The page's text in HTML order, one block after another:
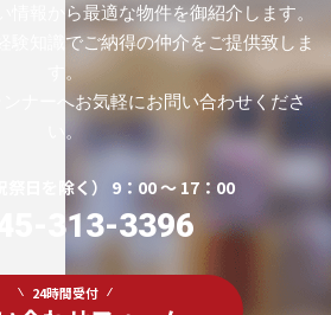
情報から最適な物件を御紹介します。
験知識でご納得の仲介をご提供致しま
す。
ンナーへお気軽にお問い合わせくださ
い。
祭日を除く） 9：00 ～ 17：00
313-3396
24時間受付